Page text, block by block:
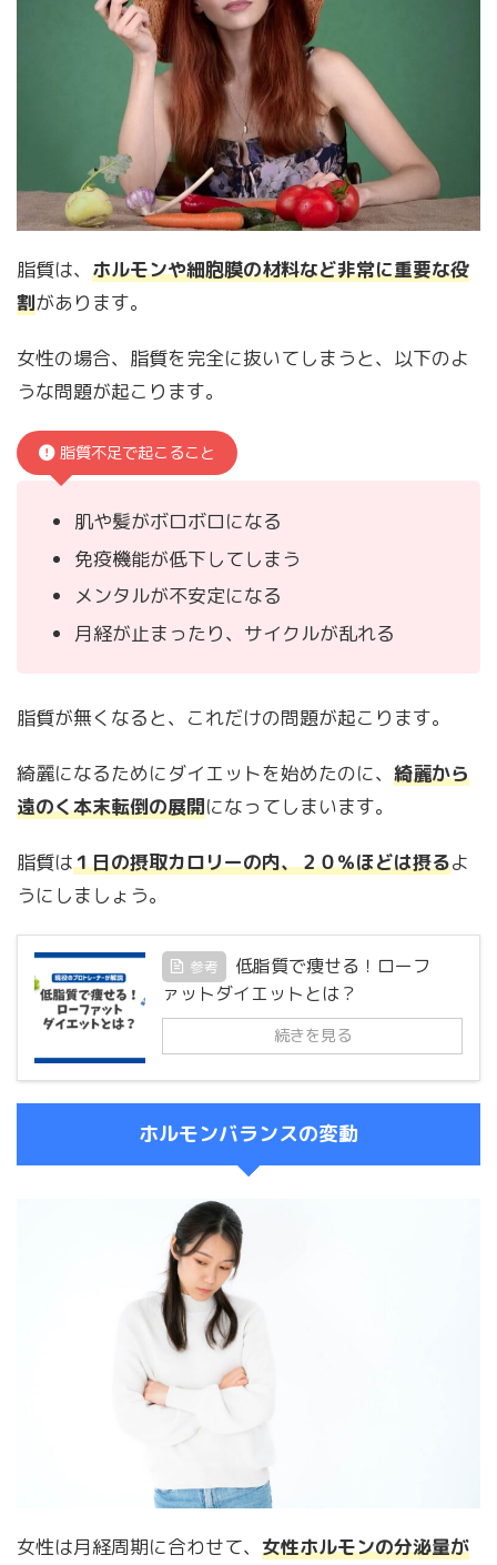
脂質は、 ホルモンや細胞膜の材料など非常に重要な役
割があります。
女性の場合、脂質を完全に抜いてしまうと、以下のよ
うな問題が起こります。
脂質不足で起こること
肌や髪がボロボロになる
免疫機能が低下してしまう
メンタルが不安定になる
月経が止まったり、サイクルが乱れる
脂質が無くなると、これだけの問題が起こります。
綺麗になるためにダイエットを始めたのに、 綺麗から
遠のく本末転倒の展開になってしまいます。
脂質は１日の摂取カロリーの内、２０％ほどは摂るよ
うにしましょう。
参考
低脂質で痩せる！ローフ
ァットダイエットとは？
続きを見る
ホルモンバランスの変動
女性は月経周期に合わせて、 女性ホルモンの分泌量が